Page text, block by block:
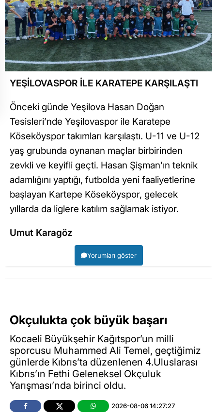
YEŞİLOVASPOR İLE KARATEPE KARŞILAŞTI
Önceki günde Yeşilova Hasan Doğan
Tesisleri’nde Yeşilovaspor ile Karatepe
Köseköyspor takımları karşılaştı. U-11 ve U-12
yaş grubunda oynanan maçlar birbirinden
zevkli ve keyifli geçti. Hasan Şişman’ın teknik
adamlığını yaptığı, futbolda yeni faaliyetlerine
başlayan Kartepe Köseköyspor, gelecek
yıllarda da liglere katılım sağlamak istiyor.
Umut Karagöz
Yorumları göster
Okçulukta çok büyük başarı
Kocaeli Büyükşehir Kağıtspor’un milli
sporcusu Muhammed Ali Temel, geçtiğimiz
günlerde Kıbrıs’ta düzenlenen 4.Uluslarası
Kıbrıs’ın Fethi Geleneksel Okçuluk
Yarışması’nda birinci oldu.
2026-08-06 14:27:27